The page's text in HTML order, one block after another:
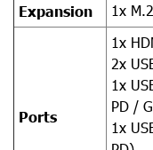
Expansion 1x
Ports
1x
2x
1x
PD /
1x